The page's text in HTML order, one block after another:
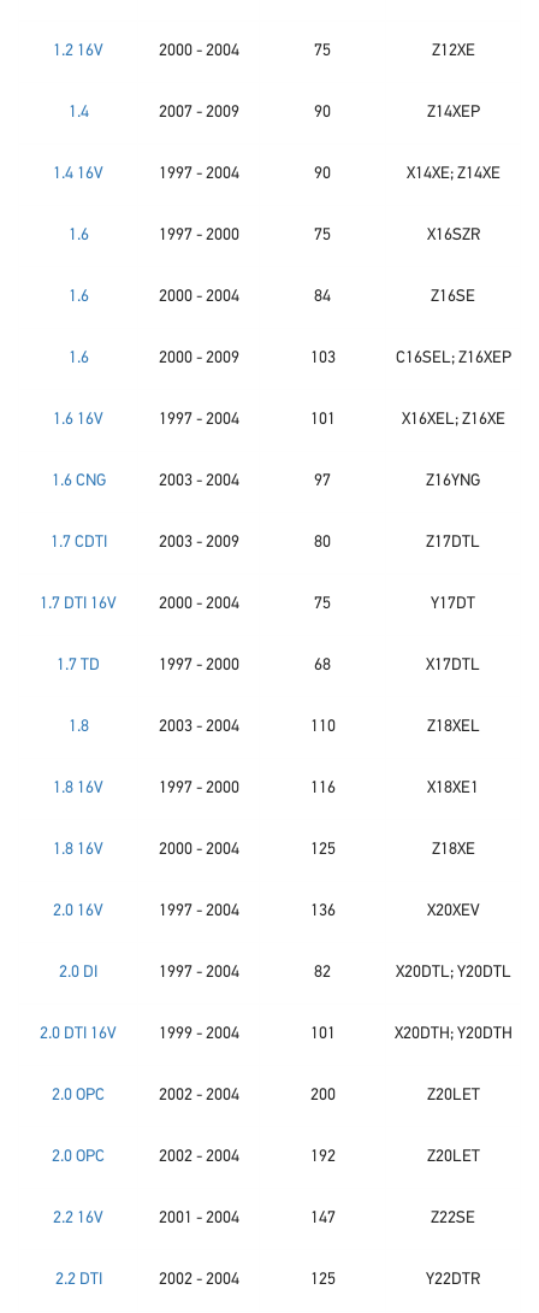
1.2 16V 2000 - 2004 75 Z12XE
1.4 2007 - 2009 90 Z14XEP
1.4 16V 1997 - 2004 90 X14XE; Z14XE
1.6 1997 - 2000 75 X16SZR
1.6 2000 - 2004 84 Z16SE
1.6 2000 - 2009 103 C16SEL; Z16XEP
1.6 16V 1997 - 2004 101 X16XEL; Z16XE
1.6 CNG 2003 - 2004 97 Z16YNG
1.7 CDTI 2003 - 2009 80 Z17DTL
1.7 DTI 16V 2000 - 2004 75 Y17DT
1.7 TD 1997 - 2000 68 X17DTL
1.8 2003 - 2004 110 Z18XEL
1.8 16V 1997 - 2000 116 X18XE1
1.8 16V 2000 - 2004 125 Z18XE
2.0 16V 1997 - 2004 136 X20XEV
2.0 DI 1997 - 2004 82 X20DTL; Y20DTL
2.0 DTI 16V 1999 - 2004 101 X20DTH; Y20DTH
2.0 OPC 2002 - 2004 200 Z20LET
2.0 OPC 2002 - 2004 192 Z20LET
2.2 16V 2001 - 2004 147 Z22SE
2.2 DTI 2002 - 2004 125 Y22DTR